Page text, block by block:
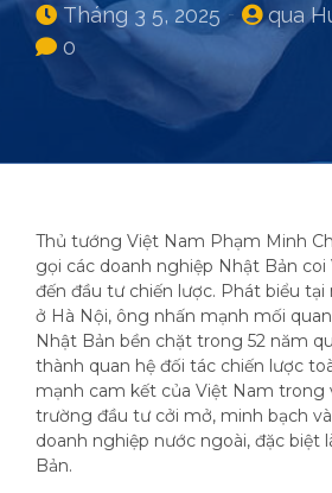
Tháng 3 5, 2025
qua
0
Thủ tướng Việt Nam Phạm Minh
gọi các doanh nghiệp Nhật Bản coi
đến đầu tư chiến lược. Phát biểu
ở Hà Nội, ông nhấn mạnh mối
Nhật Bản bền chặt trong 52 năm
thành quan hệ đối tác chiến lược
mạnh cam kết của Việt Nam trong
trường đầu tư cởi mở, minh bạch
doanh nghiệp nước ngoài, đặc biệt
Bản.